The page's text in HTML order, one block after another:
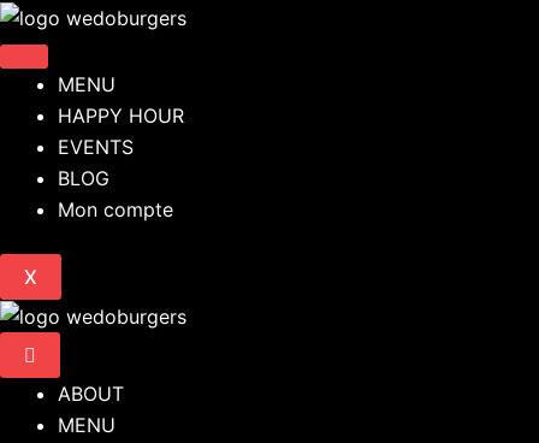
Aller
au
contenuMENU
HAPPY HOUR
EVENTS
BLOG
Mon compte
X
ABOUT
MENU